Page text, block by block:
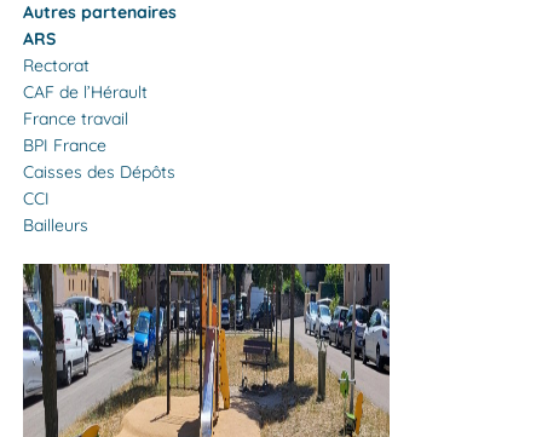
Autres partenaires
ARS
Rectorat
CAF de l’Hérault
France travail
BPI France
Caisses des Dépôts
CCI
Bailleurs